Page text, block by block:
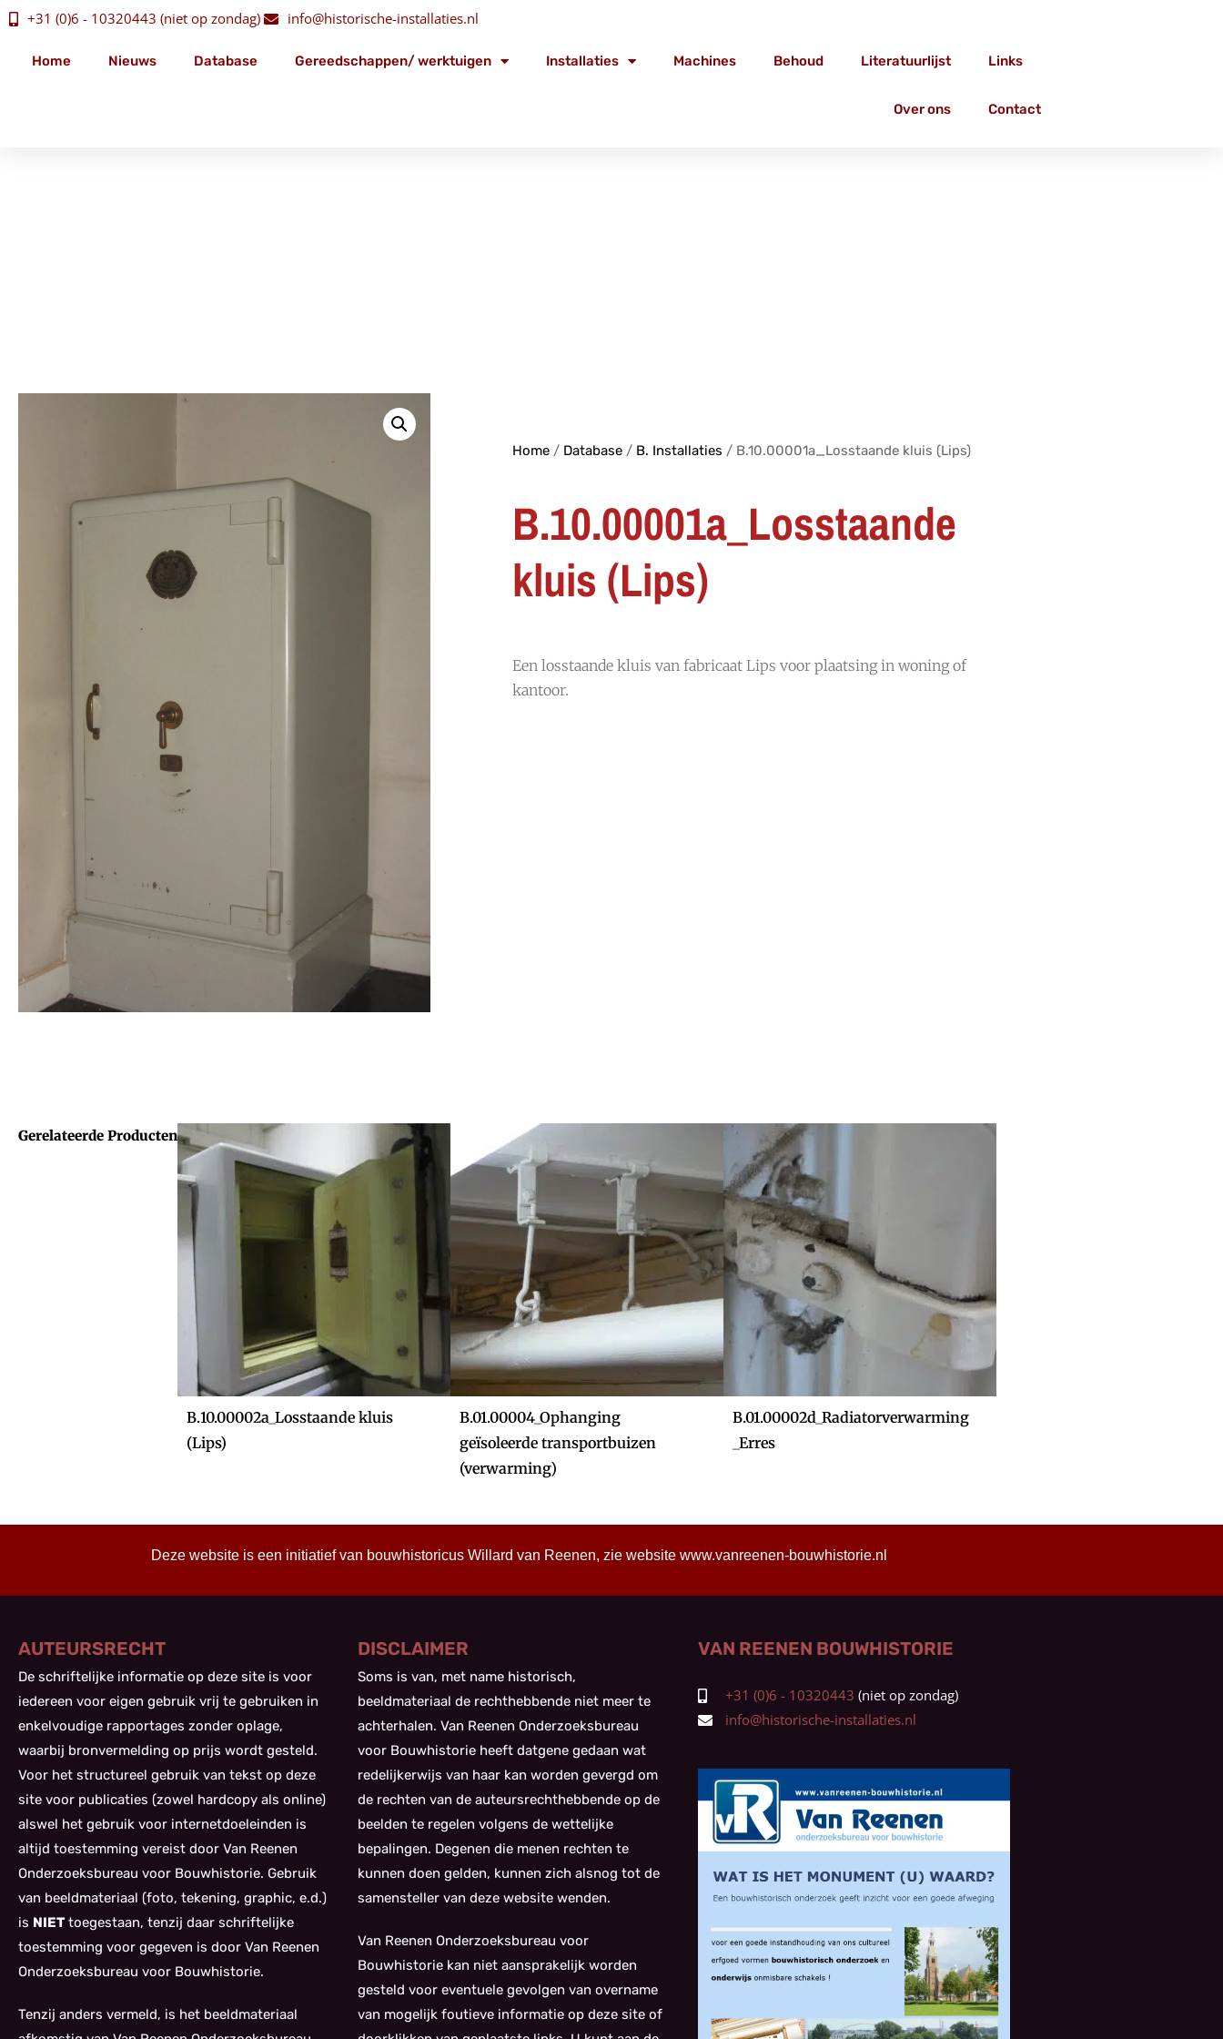
+31 (0)6 - 10320443 (niet op zondag) info@historische-installaties.nl
Home Nieuws Database Gereedschappen/ werktuigen Installaties Machines Behoud Literatuurlijst Links
Over ons Contact
Home/ Database/ B. Installaties / B.10.00001a_Losstaande kluis (Lips)
B.10.00001a_Losstaande
kluis (Lips)
Een losstaande kluis van fabricaat Lips voor plaatsing in woning of
kantoor.
Gerelateerde Producten
B.10.00002a_Losstaande kluis
(Lips)
B.01.00004_Ophanging
geïsoleerde transportbuizen
(verwarming)
B.01.00002d_Radiatorverwarming
_Erres
Deze website is een initiatief van bouwhistoricus Willard van Reenen, zie website www.vanreenen-bouwhistorie.nl
AUTEURSRECHT
De schriftelijke informatie op deze site is voor
iedereen voor eigen gebruik vrij te gebruiken in
enkelvoudige rapportages zonder oplage,
waarbij bronvermelding op prijs wordt gesteld.
Voor het structureel gebruik van tekst op deze
site voor publicaties (zowel hardcopy als online)
alswel het gebruik voor internetdoeleinden is
altijd toestemming vereist door Van Reenen
Onderzoeksbureau voor Bouwhistorie. Gebruik
van beeldmateriaal (foto, tekening, graphic, e.d.)
is NIETtoegestaan, tenzij daar schriftelijke
toestemming voor gegeven is door Van Reenen
Onderzoeksbureau voor Bouwhistorie.
Tenzij anders vermeld, is het beeldmateriaal
DISCLAIMER
Soms is van, met name historisch,
beeldmateriaal de rechthebbende niet meer te
achterhalen. Van Reenen Onderzoeksbureau
voor Bouwhistorie heeft datgene gedaan wat
redelijkerwijs van haar kan worden gevergd om
de rechten van de auteursrechthebbende op de
beelden te regelen volgens de wettelijke
bepalingen. Degenen die menen rechten te
kunnen doen gelden, kunnen zich alsnog tot de
samensteller van deze website wenden.
Van Reenen Onderzoeksbureau voor
Bouwhistorie kan niet aansprakelijk worden
gesteld voor eventuele gevolgen van overname
van mogelijk foutieve informatie op deze site of
VAN REENEN BOUWHISTORIE
+31 (0)6 - 10320443
info@historische-installaties.nl